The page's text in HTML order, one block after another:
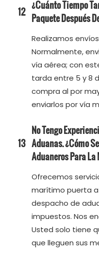
12 ¿Cuánto Tiempo
Paquete Después
Realizamos
Normalmente,
vía aérea; con
tarda entre 5 y 8
compra al por
enviarlos por vía
13
No Tengo
Aduanas. ¿Cómo
Aduaneros Para
Ofrecemos
marítimo puerta
despacho de
impuestos. Nos
Usted solo tiene
que lleguen sus